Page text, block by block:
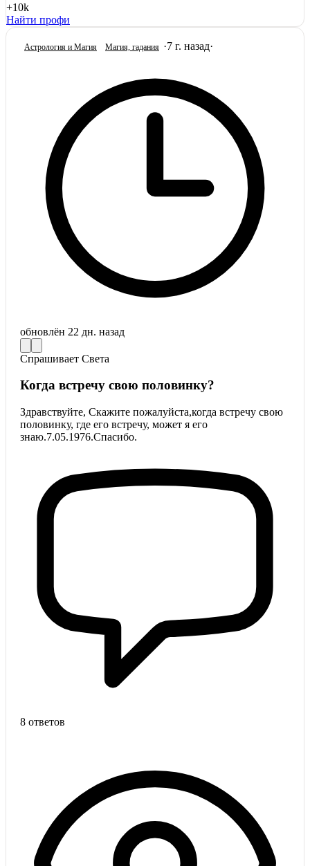
+10k
Найти профи
Астрология и Магия Магия, гадания ·7 г. назад·
обновлён 22 дн. назад
Спрашивает Света
Когда встречу свою половинку?
Здравствуйте, Скажите пожалуйста,когда встречу свою
половинку, где его встречу, может я его
знаю.7.05.1976.Спасибо.
8 ответов